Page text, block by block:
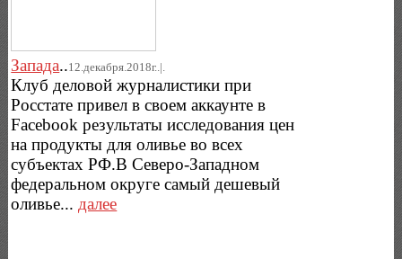
Запада..12.декабря.2018г..|.
Клуб деловой журналистики при
Росстате привел в своем аккаунте в
Facebook результаты исследования цен
на продукты для оливье во всех
субъектах РФ.В Северо-Западном
федеральном округе самый дешевый
оливье... далее